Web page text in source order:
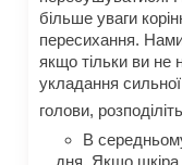
більше уваги
пересихання.
якщо тільки ви не
укладання
голови,
В